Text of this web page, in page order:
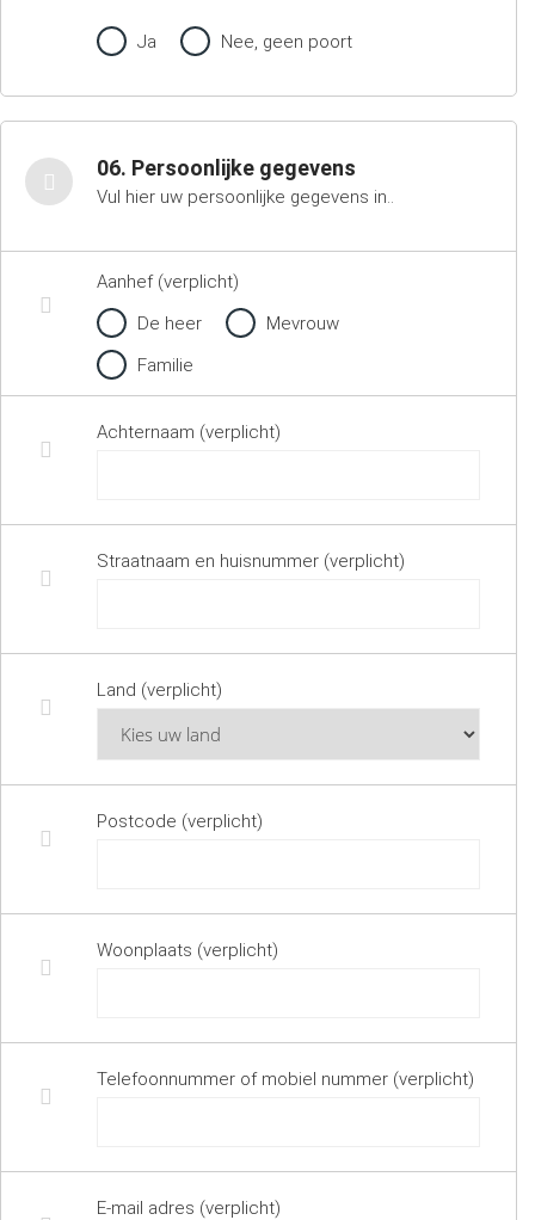
Ja Nee, geen poort
06. Persoonlijke gegevens
Vul hier uw persoonlijke gegevens in..
Aanhef (verplicht)
De heer
Mevrouw
Familie
Achternaam (verplicht)
Straatnaam en huisnummer (verplicht)
Land (verplicht)
Postcode (verplicht)
Woonplaats (verplicht)
Telefoonnummer of mobiel nummer (verplicht)
E-mail adres (verplicht)